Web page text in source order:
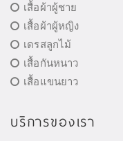
เสื้อผ้าผู้ชาย
เสื้อผ้าผู้หญิง
เดรสลูกไม้
เสื้อกันหนาว
เสื้อแขนยาว
บริการของเรา